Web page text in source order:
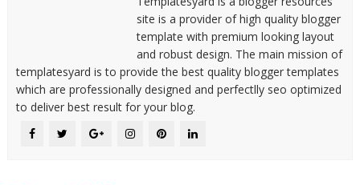
site is a provider of high quality blogger
template with premium looking layout
and robust design. The main mission of
templatesyard is to provide the best quality blogger templates
which are professionally designed and perfectlly seo optimized
to deliver best result for your blog.